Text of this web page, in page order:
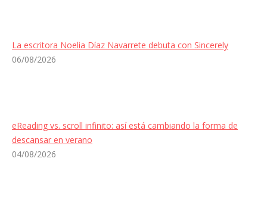
La escritora Noelia Díaz Navarrete debuta con Sincerely
06/08/2026
eReading vs. scroll infinito: así está cambiando la forma de
descansar en verano
04/08/2026